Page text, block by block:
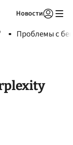
Новости
Проблемы с